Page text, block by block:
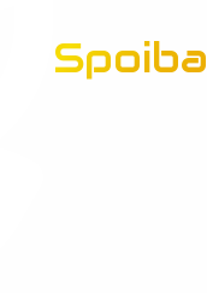
Spoiba